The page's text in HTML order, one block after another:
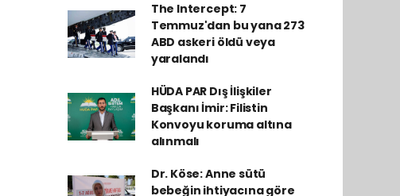
The Intercept: 7
Temmuz'dan bu yana 273
ABD askeri öldü veya
yaralandı
HÜDA PAR Dış İlişkiler
Başkanı İmir: Filistin
Konvoyu koruma altına
alınmalı
Dr. Köse: Anne sütü
bebeğin ihtiyacına göre